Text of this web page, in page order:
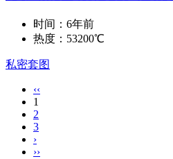
时间：6年前
热度：53200℃
私密套图
‹‹
1
2
3
›
››